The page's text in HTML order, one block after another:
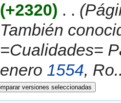
(+2320) . .
También
=Cualidades=
enero 1554,